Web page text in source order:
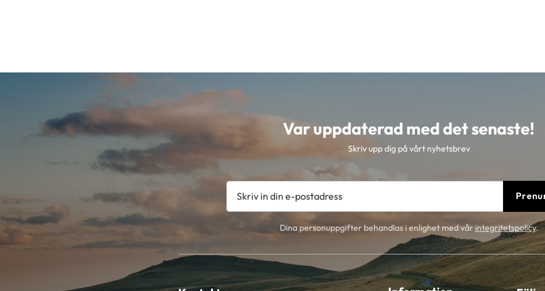
Var uppdaterad med det senaste!
Skriv upp dig på vårt nyhetsbrev
Dina personuppgifter behandlas i enlighet med vårintegritetspolicy.